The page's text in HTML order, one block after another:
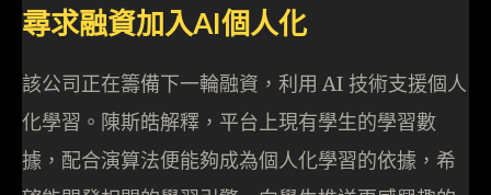
尋求融資加入AI個人化
該公司正在籌備下一輪融資，利用 AI 技術支援個人
化學習。陳斯皓解釋，平台上現有學生的學習數
據，配合演算法便能夠成為個人化學習的依據，希